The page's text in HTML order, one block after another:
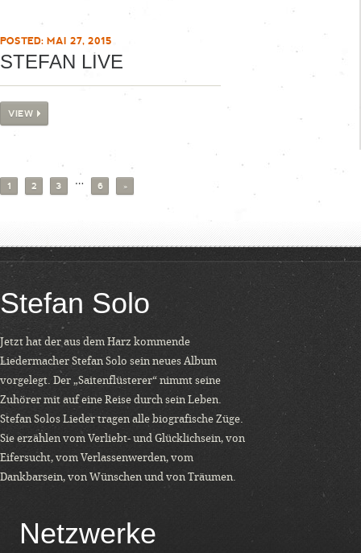
POSTED: MAI 27, 2015
STEFAN LIVE
VIEW
1 2 3 … 6 »
Stefan Solo
Jetzt hat der aus dem Harz kommende
Liedermacher Stefan Solo sein neues Album
vorgelegt. Der „Saitenflüsterer“ nimmt seine
Zuhörer mit auf eine Reise durch sein Leben.
Stefan Solos Lieder tragen alle biografische Züge.
Sie erzählen vom Verliebt- und Glücklichsein, von
Eifersucht, vom Verlassenwerden, vom
Dankbarsein, von Wünschen und von Träumen.
Netzwerke